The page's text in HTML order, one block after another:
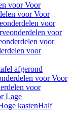
voor Voor
voor Voor
voor
voor
voor
voor
afgerond
voor Voor
voor
Lage
kastenHalf